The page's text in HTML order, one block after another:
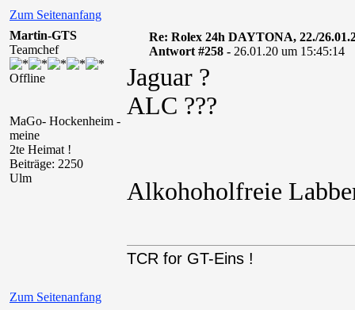
Zum Seitenanfang
Martin-GTS
Teamchef
Offline
MaGo- Hockenheim -
meine
2te Heimat !
Beiträge: 2250
Ulm
Re: Rolex 24h DAYTONA, 22./
Antwort #258 - 26.01.20 um 15:45:14
Jaguar ?
ALC ???
Alkohoholfreie
Zum Seitenanfang
TCR for GT-Eins !